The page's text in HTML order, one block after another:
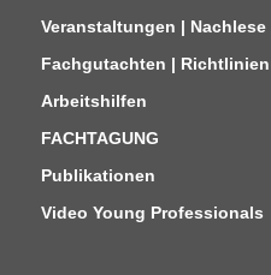
Veranstaltungen | Nachlese
Fachgutachten | Richtlinien
Arbeitshilfen
FACHTAGUNG
Publikationen
Video Young Professionals